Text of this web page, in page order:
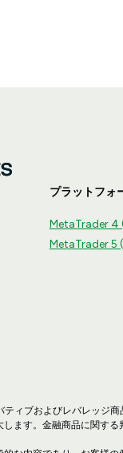
プラットフォ
MetaTrader 4
MetaTrader 5
ティブおよびレバレッジ
ます。金融商品に関す